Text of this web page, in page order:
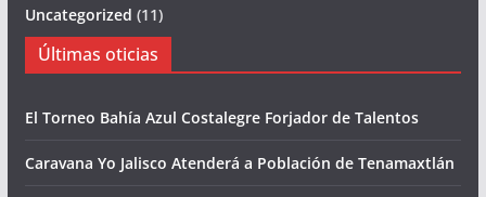
Uncategorized (11)
Últimas oticias
El Torneo Bahía Azul Costalegre Forjador de Talentos
Caravana Yo Jalisco Atenderá a Población de Tenamaxtlán